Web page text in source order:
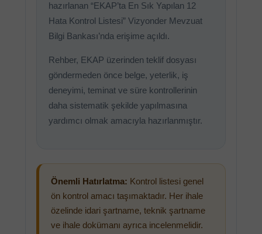
hazırlanan “EKAP’ta En Sık Yapılan 12
Hata Kontrol Listesi” Vizyonder Mevzuat
Bilgi Bankası’nda erişime açıldı.
Rehber, EKAP üzerinden teklif dosyası
göndermeden önce belge, yeterlik, iş
deneyimi, teminat ve süre kontrollerinin
daha sistematik şekilde yapılmasına
yardımcı olmak amacıyla hazırlanmıştır.
Önemli Hatırlatma: Kontrol listesi genel
ön kontrol amacı taşımaktadır. Her ihale
özelinde idari şartname, teknik şartname
ve ihale dokümanı ayrıca incelenmelidir.